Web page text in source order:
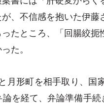
、不信感を抱いた伊
たところ、「回腸絞
た。
月形町を相手取り、国
を経て、弁論準備手